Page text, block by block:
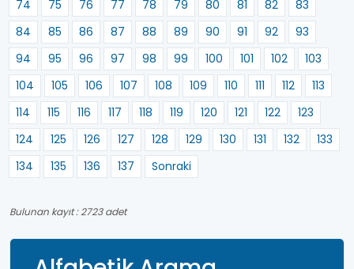
74
75 76 77 78 79 80 81 82
83
84
85 86 87 88 89 90 91 92
93
94
95 96 97 98 99 100 101 102
103
104
105 106 107 108 109 110 111 112
113
114
115 116 117 118 119 120 121 122
123
124
125 126 127 128 129 130 131 132
133
134
135 136 137 Sonraki
Bulunan kayıt : 2723 adet